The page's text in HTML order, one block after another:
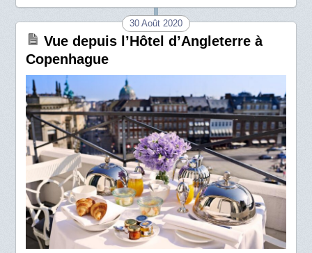
30 Août 2020
Vue depuis l’Hôtel d’Angleterre à
Copenhague